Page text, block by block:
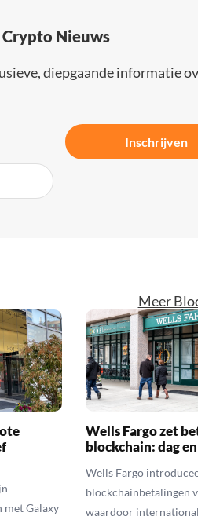
Nieuws
diepgaande informatie
Inschrijven
Meer
Galaxy
Wells Fargo zet
blockchain: dag
Wells Fargo
blockchainbetalingen
waardoor